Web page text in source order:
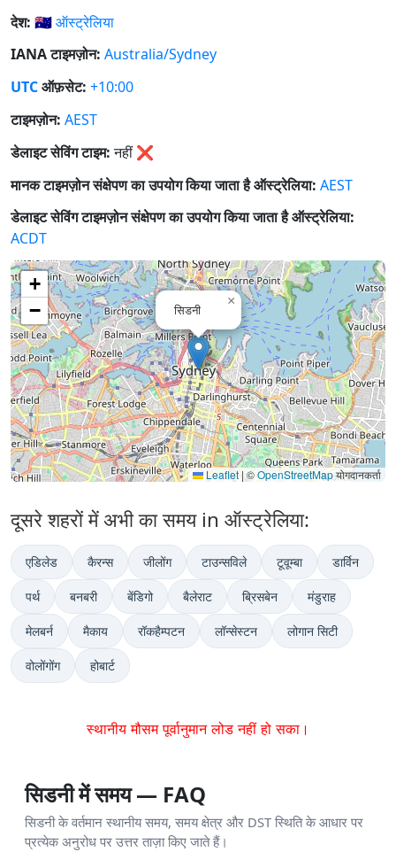
देश: 🇦🇺ऑस्ट्रेलिया
IANA टाइमज़ोन: Australia/Sydney
UTCऑफ़सेट: +10:00
टाइमज़ोन: AEST
डेलाइट सेविंग टाइम:नहीं❌
मानक टाइमज़ोन संक्षेपण का उपयोग किया जाता है ऑस्ट्रेलिया: AEST
डेलाइट सेविंग टाइमज़ोन संक्षेपण का उपयोग किया जाता है ऑस्ट्रेलिया:
ACDT
सिडनी
×
+
−
Leaflet |©OpenStreetMapयोगदानकर्ता
दूसरे शहरों में अभी का समय in ऑस्ट्रेलिया:
एडिलेड कैरन्स जीलोंग टाउन्सविले टूवूम्बा डार्विन
पर्थ बनबरी बेंडिगो बैलेराट ब्रिसबेन मंडुराह
मेलबर्न मैकाय रॉकहैम्पटन लॉन्सेस्टन लोगान सिटी
वोलोंगोंग होबार्ट
स्थानीय मौसम पूर्वानुमान लोड नहीं हो सका।
सिडनी में समय — FAQ
सिडनी के वर्तमान स्थानीय समय, समय क्षेत्र और DST स्थिति के आधार पर
प्रत्येक अनुरोध पर उत्तर ताज़ा किए जाते हैं।